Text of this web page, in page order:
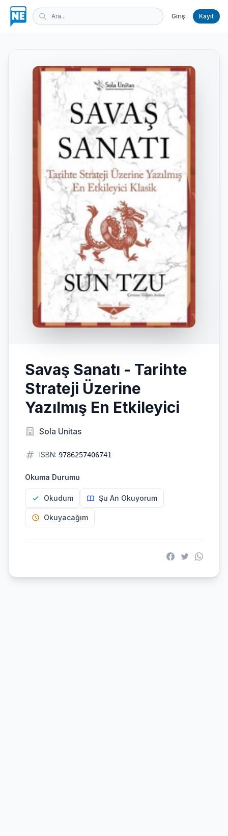
Giriş Kayıt
Savaş Sanatı - Tarihte
Strateji Üzerine
Yazılmış En Etkileyici
Sola Unitas
ISBN: 9786257406741
Okuma Durumu
Okudum Şu An Okuyorum
Okuyacağım